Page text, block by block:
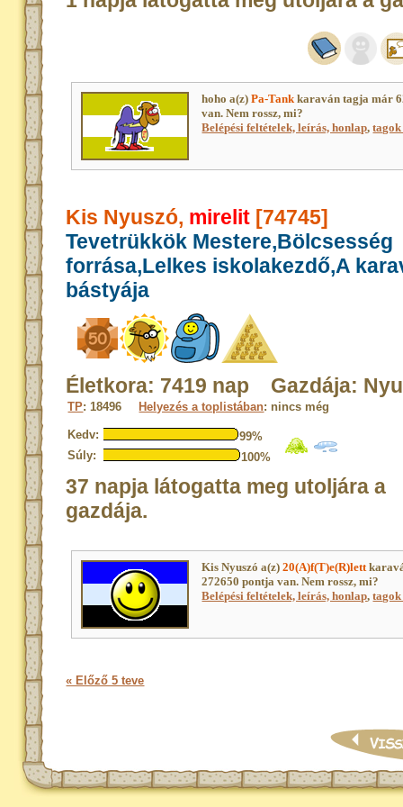
hoho a(z)Pa-Tankkaraván tagja már
van. Nem rossz, mi?
Belépési feltételek, leírás, honlap,
Kis Nyuszó, mirelit [74745]
Tevetrükkök Mestere,Bölcsesség
forrása,Lelkes iskolakezdő,A
bástyája
Életkora: 7419 nap Gazdája:
TP: 18496 Helyezés a toplistában: nincs még
Kedv:
99%
Súly:
100%
37 napja látogatta meg utoljára a
gazdája.
Kis Nyuszó a(z)20(A)f(T)e(R)lett
272650 pontja van. Nem rossz, mi?
Belépési feltételek, leírás, honlap,
« Előző 5 teve